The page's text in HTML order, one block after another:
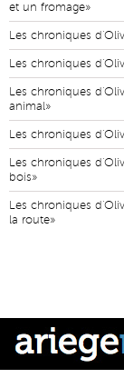
et un fromage»
Les chroniques
Les chroniques
Les chroniques
animal»
Les chroniques
Les chroniques
bois»
Les chroniques
la route»